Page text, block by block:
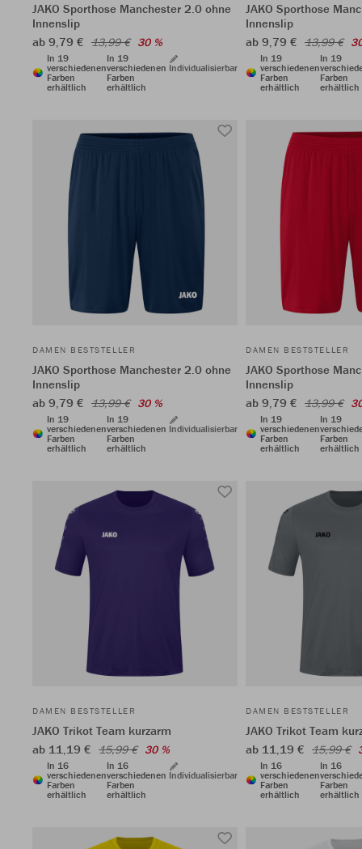
JAKO Sporthose Manchester 2.0 ohne
Innenslip
ab 9,79 € 13,99 € 30 %
In 19
verschiedenen
Farben
erhältlich
In 19
verschiedenen
Farben
erhältlich
Individualisierbar
JAKO Sporthose
Innenslip
ab 9,79 € 13,99 €
In 19
verschiedenen
Farben
erhältlich
In 19
Farben
erhältlich
DAMEN BESTSTELLER
JAKO Sporthose Manchester 2.0 ohne
Innenslip
ab 9,79 € 13,99 € 30 %
In 19
verschiedenen
Farben
erhältlich
In 19
verschiedenen
Farben
erhältlich
Individualisierbar
DAMEN BESTSTELLER
JAKO Sporthose
Innenslip
ab 9,79 € 13,99 €
In 19
verschiedenen
Farben
erhältlich
In 19
Farben
erhältlich
DAMEN BESTSTELLER
JAKO Trikot Team kurzarm
ab 11,19 € 15,99 € 30 %
In 16
verschiedenen
Farben
erhältlich
In 16
verschiedenen
Farben
erhältlich
Individualisierbar
DAMEN BESTSTELLER
JAKO Trikot Team
ab 11,19 € 15,99 €
In 16
verschiedenen
Farben
erhältlich
In 16
Farben
erhältlich